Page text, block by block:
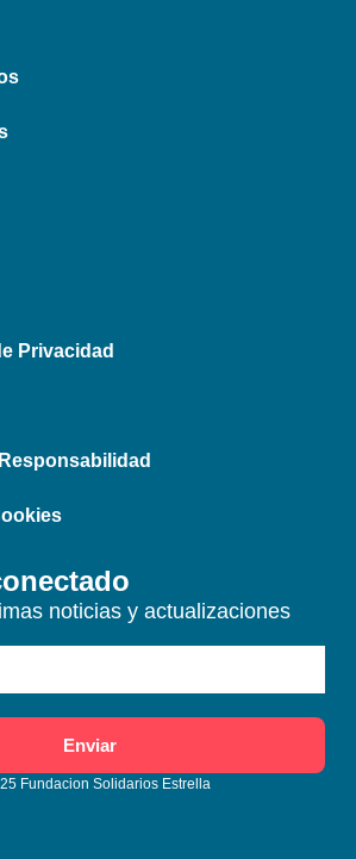
Privacidad
noticias y actualizaciones
Enviar
Fundacion Solidarios Estrella